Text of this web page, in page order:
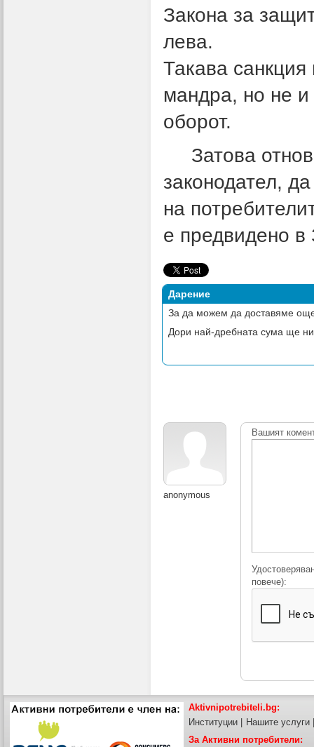
Закона за
лева.
Такава
мандра, но не
оборот.
Затова
законодател,
на
е предвидено в
Дарение
За да можем да доставяме
Дори най-дребната сума ще
anonymous
Вашият
повече):
Aktivnipotrebiteli.bg:
Институции
Нашите услуги
За Активни потребители: